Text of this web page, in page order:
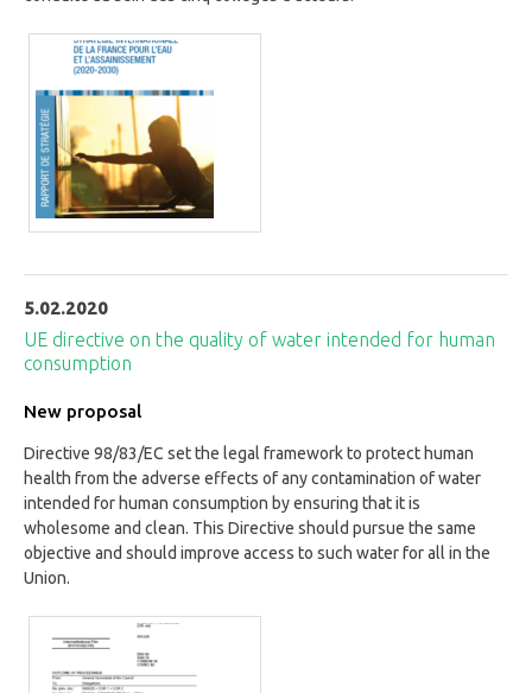
5.02.2020
UE directive on the quality of water intended for human
consumption
New proposal
Directive 98/83/EC set the legal framework to protect human
health from the adverse effects of any contamination of water
intended for human consumption by ensuring that it is
wholesome and clean. This Directive should pursue the same
objective and should improve access to such water for all in the
Union.